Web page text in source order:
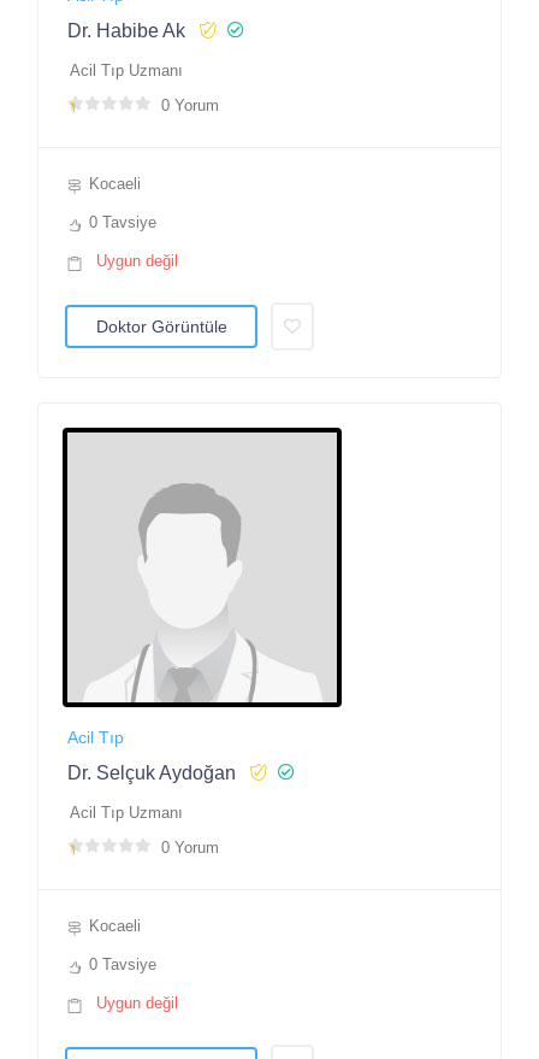
Dr. Habibe Ak
Acil Tıp Uzmanı
0 Yorum
Kocaeli
0 Tavsiye
Uygun değil
Doktor Görüntüle
Acil Tıp
Dr. Selçuk Aydoğan
Acil Tıp Uzmanı
0 Yorum
Kocaeli
0 Tavsiye
Uygun değil